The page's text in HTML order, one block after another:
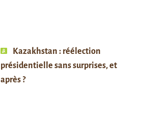
Kazakhstan : réélection
présidentielle sans surprises, et
après ?